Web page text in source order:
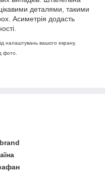
деталями, такими
Асиметрія додасть
налаштувань вашого екрану.
фото.